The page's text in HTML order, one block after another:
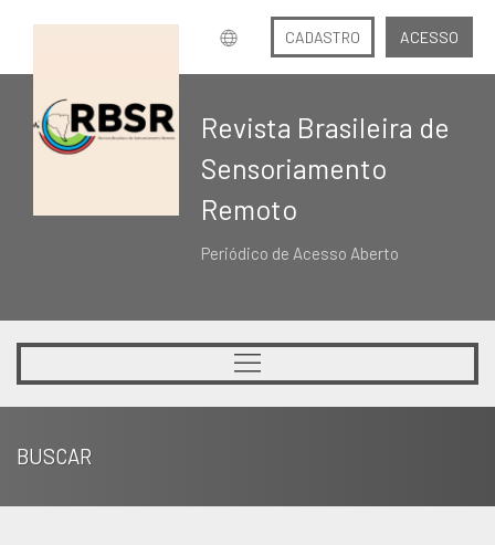
CADASTRO ACESSO
Revista Brasileira de
Sensoriamento
Remoto
Periódico de Acesso Aberto
BUSCAR